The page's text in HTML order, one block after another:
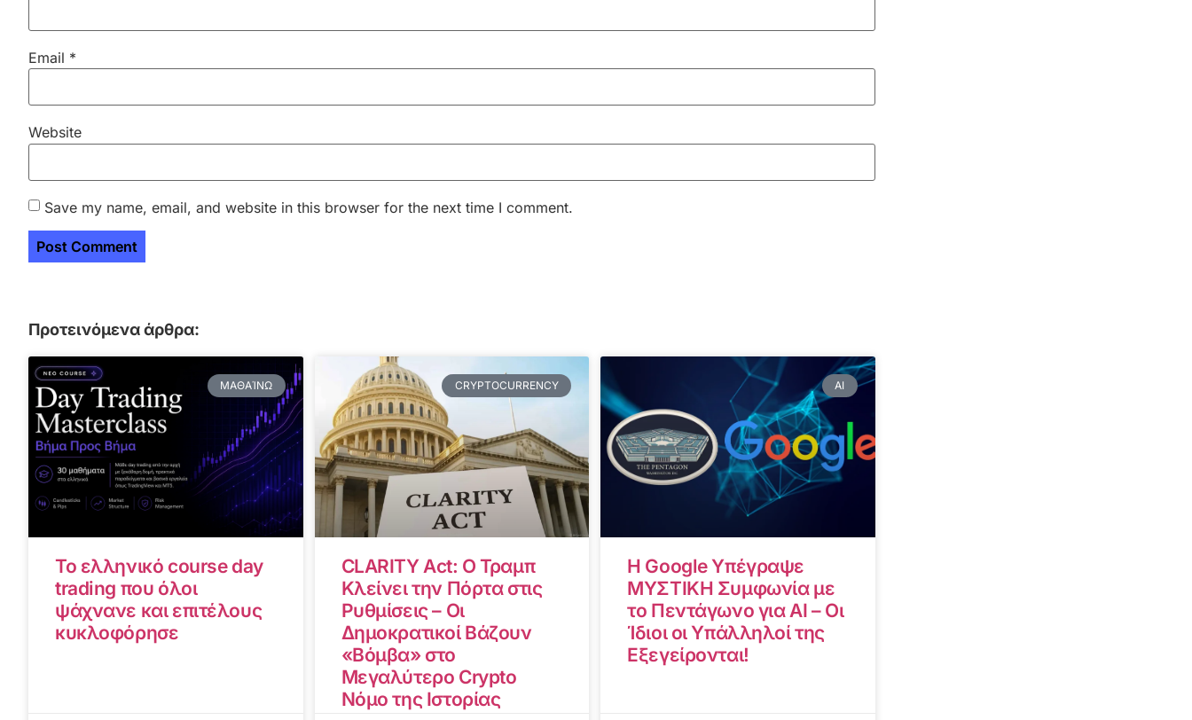
Email *
Website
Save my name, email, and website in this browser for the next time I comment.
Προτεινόμενα άρθρα:
ΜΑΘΑΊΝΩ
Το ελληνικό course day
trading που όλοι
ψάχνανε και επιτέλους
κυκλοφόρησε
CRYPTOCURRENCY
CLARITY Act: Ο Τραμπ
Κλείνει την Πόρτα στις
Ρυθμίσεις – Οι
Δημοκρατικοί Βάζουν
«Βόμβα» στο
Μεγαλύτερο Crypto
Νόμο της Ιστορίας
AI
Η Google Υπέγραψε
ΜΥΣΤΙΚΗ Συμφωνία με
το Πεντάγωνο για AI – Οι
Ίδιοι οι Υπάλληλοί της
Εξεγείρονται!